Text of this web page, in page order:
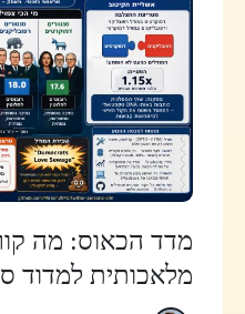
מדד הכאוס: מה
מלאכותית למדוד